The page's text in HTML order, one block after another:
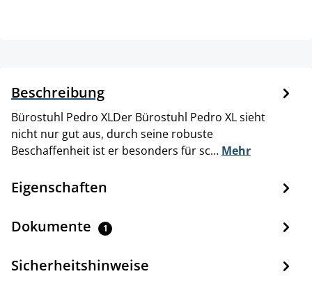
Beschreibung
Bürostuhl Pedro XLDer Bürostuhl Pedro XL sieht
nicht nur gut aus, durch seine robuste
Beschaffenheit ist er besonders für sc… Mehr
Eigenschaften
Dokumente 1
Sicherheitshinweise